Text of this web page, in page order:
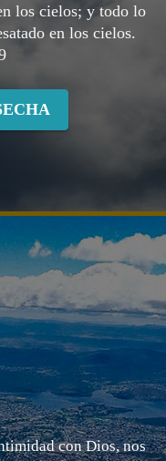
los cielos; y todo lo
en los cielos.
con Dios, nos